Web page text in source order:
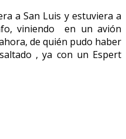
a San Luis y estuviera a
viniendo en un avión
de quién pudo haber
, ya con un Espert